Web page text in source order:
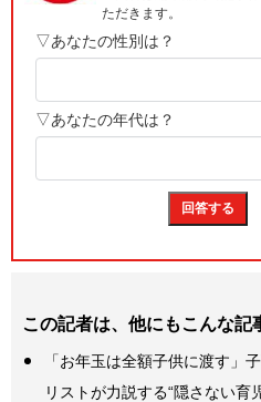
この記者は、他にもこんな記
「お年玉は全額子供に渡す」
リストが力説する“隠さない育